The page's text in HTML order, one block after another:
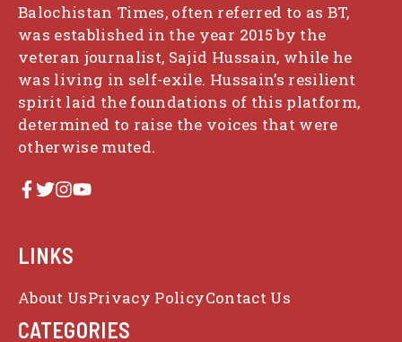
Balochistan Times, often referred to as BT,
was established in the year 2015 by the
veteran journalist, Sajid Hussain, while he
was living in self-exile. Hussain’s resilient
spirit laid the foundations of this platform,
determined to raise the voices that were
otherwise muted.
LINKS
About UsPrivacy PolicyContact Us
CATEGORIES